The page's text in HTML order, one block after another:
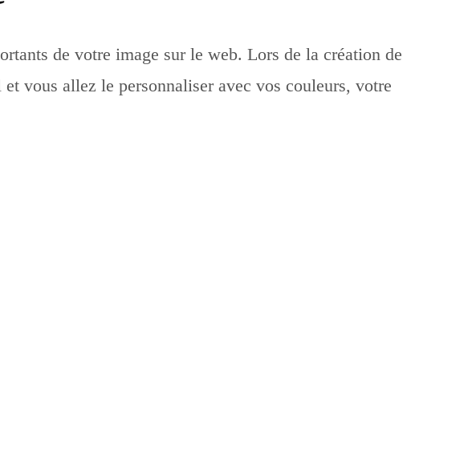
de votre image sur le web. Lors de la création de
vous allez le personnaliser avec vos couleurs, votre